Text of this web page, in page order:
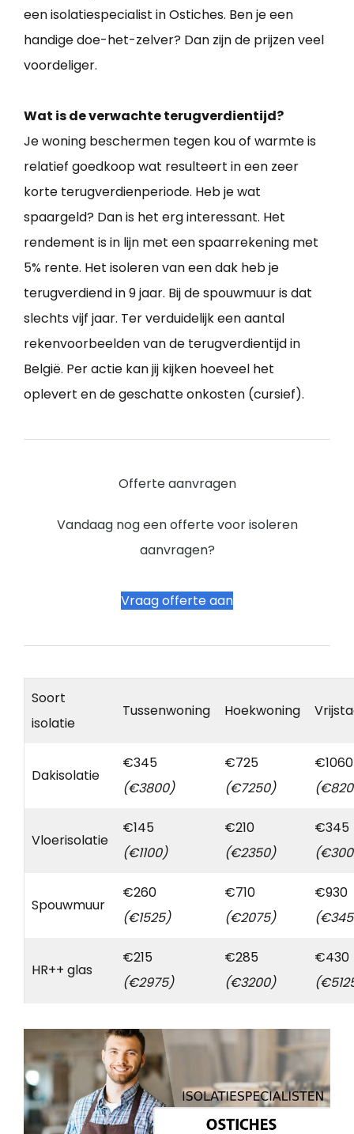
een isolatiespecialist in Ostiches. Ben je een
handige doe-het-zelver? Dan zijn de prijzen veel
voordeliger.
Wat is de verwachte terugverdientijd?
Je woning beschermen tegen kou of warmte is
relatief goedkoop wat resulteert in een zeer
korte terugverdienperiode. Heb je wat
spaargeld? Dan is het erg interessant. Het
rendement is in lijn met een spaarrekening met
5% rente. Het isoleren van een dak heb je
terugverdiend in 9 jaar. Bij de spouwmuur is dat
slechts vijf jaar. Ter verduidelijk een aantal
rekenvoorbeelden van de terugverdientijd in
België. Per actie kan jij kijken hoeveel het
oplevert en de geschatte onkosten (cursief).
Offerte aanvragen
Vandaag nog een offerte voor isoleren
aanvragen?
Vraag offerte aan
Soort
isolatie
Tussenwoning Hoekwoning
Dakisolatie
€345
(€3800)
€725
(€7250)
€1060
Vloerisolatie
€145
(€1100)
€210
(€2350)
€345
Spouwmuur
€260
(€1525)
€710
(€2075)
€930
HR++ glas
€215
(€2975)
€285
(€3200)
€430